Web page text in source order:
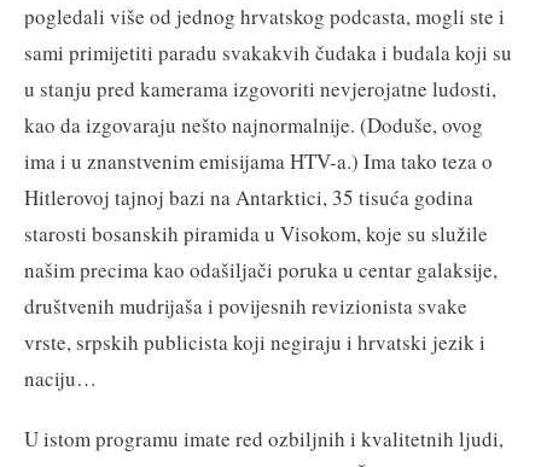
pogledali više od jednog hrvatskog podcasta, mogli ste i
sami primijetiti paradu svakakvih čudaka i budala koji su
u stanju pred kamerama izgovoriti nevjerojatne ludosti,
kao da izgovaraju nešto najnormalnije. (Doduše, ovog
ima i u znanstvenim emisijama HTV-a.) Ima tako teza o
Hitlerovoj tajnoj bazi na Antarktici, 35 tisuća godina
starosti bosanskih piramida u Visokom, koje su služile
našim precima kao odašiljači poruka u centar galaksije,
društvenih mudrijaša i povijesnih revizionista svake
vrste, srpskih publicista koji negiraju i hrvatski jezik i
naciju…
U istom programu imate red ozbiljnih i kvalitetnih ljudi,